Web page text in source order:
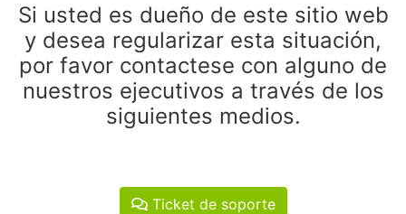
Si usted es dueño de este sitio web
y desea regularizar esta situación,
por favor contactese con alguno de
nuestros ejecutivos a través de los
siguientes medios.
Ticket de soporte